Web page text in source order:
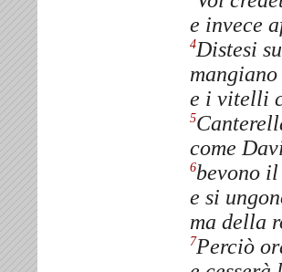
e invece
4Distesi
e i vitelli
5
come
6bevono
e si
ma della
7Perciò